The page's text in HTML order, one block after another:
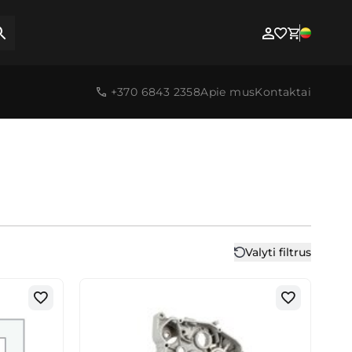
+370 6843 2358Apie musKontaktai
Valyti filtrus